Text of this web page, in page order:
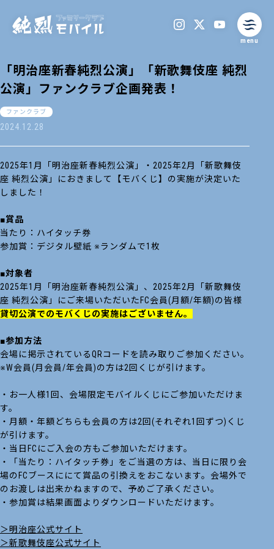
menu
「明治座新春純烈公演」「新歌舞伎座 純烈
公演」ファンクラブ企画発表！
ファンクラブ
2024.12.28
2025年1月「明治座新春純烈公演」・2025年2月「新歌舞伎
座 純烈公演」におきまして【モバくじ】の実施が決定いた
しました！
■賞品
当たり：ハイタッチ券
参加賞：デジタル壁紙 ※ランダムで1枚
■対象者
2025年1月「明治座新春純烈公演」、2025年2月「新歌舞伎
座 純烈公演」にご来場いただいたFC会員(月額/年額)の皆様
貸切公演でのモバくじの実施はございません。
■参加方法
会場に掲示されているQRコードを読み取りご参加ください。
※W会員(月会員/年会員)の方は2回くじが引けます。
・お一人様1回、会場限定モバイルくじにご参加いただけま
す。
・月額・年額どちらも会員の方は2回(それぞれ1回ずつ)くじ
が引けます。
・当日FCにご入会の方もご参加いただけます。
・「当たり：ハイタッチ券」をご当選の方は、当日に限り会
場のFCブースににて賞品の引換えをおこないます。会場外で
のお渡しは出来かねますので、予めご了承ください。
・参加賞は結果画面よりダウンロードいただけます。
＞明治座公式サイト
＞新歌舞伎座公式サイト